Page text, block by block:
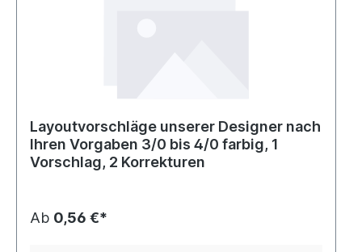
Layoutvorschläge unserer Designer nach
Ihren Vorgaben 3/0 bis 4/0 farbig, 1
Vorschlag, 2 Korrekturen
Ab 0,56 €*